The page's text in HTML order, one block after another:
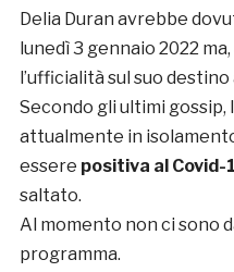
Delia Duran avrebbe
lunedì 3 gennaio 2022
l’ufficialità sul suo
Secondo gli ultimi gossip,
attualmente in
essere positiva al Covid-
saltato.
Al momento non ci sono
programma.